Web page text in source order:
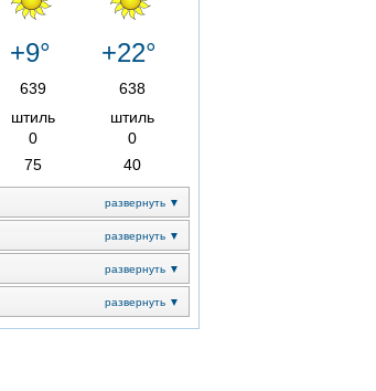
+9° +22°
639 638
штиль штиль
0 0
75 40
развернуть ▼
развернуть ▼
развернуть ▼
развернуть ▼